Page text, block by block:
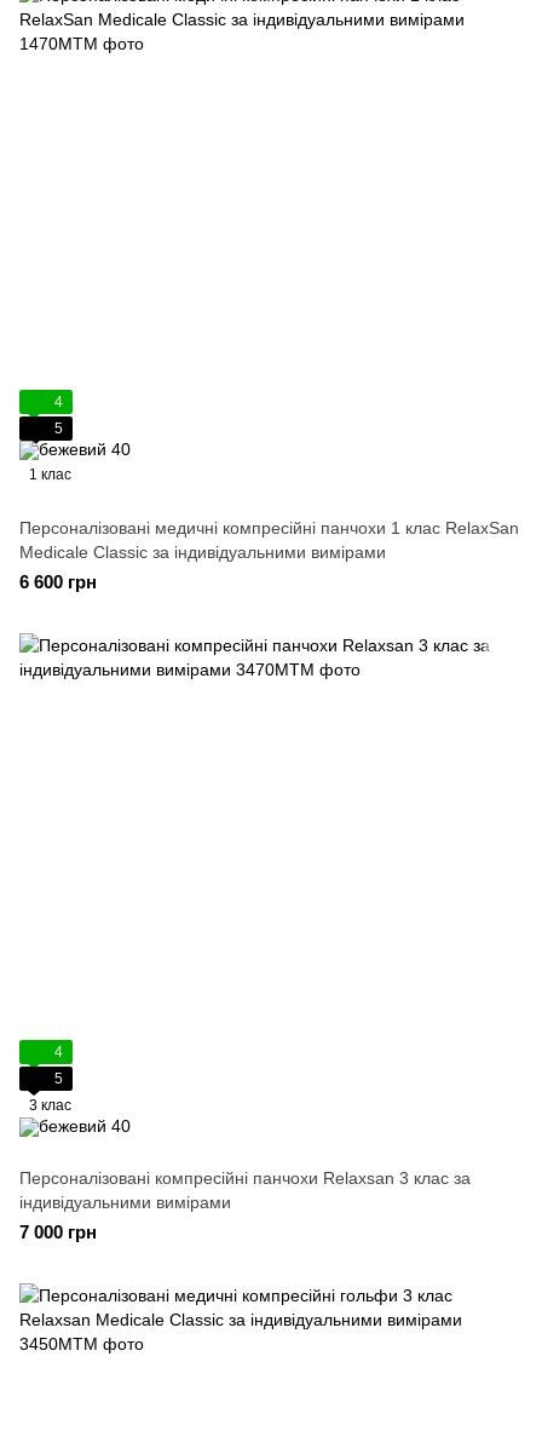
4
5
1 клас
Персоналізовані медичні компресійні панчохи 1 клас RelaxSan
Medicale Classic за індивідуальними вимірами
6 600 грн
4
5
3 клас
Персоналізовані компресійні панчохи Relaxsan 3 клас за
індивідуальними вимірами
7 000 грн